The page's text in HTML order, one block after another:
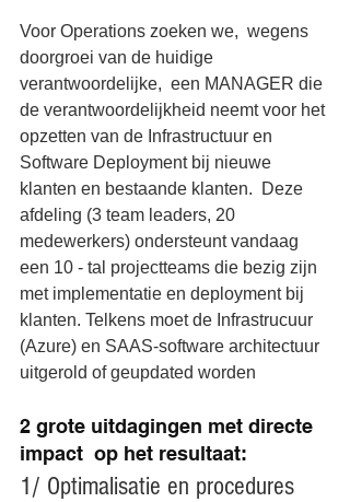
Voor Operations zoeken we,  wegens
doorgroei van de huidige
verantwoordelijke,  een MANAGER die
de verantwoordelijkheid neemt voor het
opzetten van de Infrastructuur en
Software Deployment bij nieuwe
klanten en bestaande klanten.  Deze
afdeling (3 team leaders, 20
medewerkers) ondersteunt vandaag
een 10 - tal projectteams die bezig zijn
met implementatie en deployment bij
klanten. Telkens moet de Infrastrucuur
(Azure) en SAAS-software architectuur
uitgerold of geupdated worden
2 grote uitdagingen met directe
impact  op het resultaat:
1/ Optimalisatie en procedures